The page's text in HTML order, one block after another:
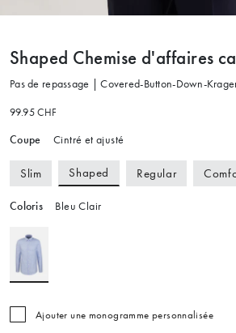
Shaped Chemise d'affaires
Pas de repassage | Covered-Button-Down-
99.95 CHF
Coupe Cintré et ajusté
Slim Shaped Regular
Coloris Bleu Clair
Ajouter une monogramme personnalisée